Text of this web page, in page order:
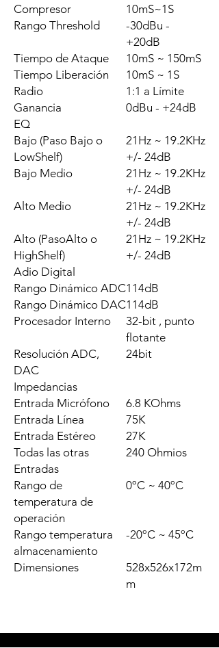
Compresor
10mS~1S
Rango Threshold
-30dBu -
+20dB
Tiempo de Ataque
10mS ~ 150mS
Tiempo Liberación
10mS ~ 1S
Radio
1:1 a Límite
Ganancia
0dBu - +24dB
EQ
Bajo (Paso Bajo o
LowShelf)
21Hz ~ 19.2KHz
+/- 24dB
Bajo Medio
21Hz ~ 19.2KHz
+/- 24dB
Alto Medio
21Hz ~ 19.2KHz
+/- 24dB
Alto (PasoAlto o
HighShelf)
21Hz ~ 19.2KHz
+/- 24dB
Adio Digital
Rango Dinámico ADC114dB
Rango Dinámico DAC114dB
Procesador Interno
32-bit , punto
flotante
Resolución ADC,
DAC
24bit
Impedancias
Entrada Micrófono
6.8 KOhms
Entrada Línea
75K
Entrada Estéreo
27K
Todas las otras
Entradas
240 Ohmios
Rango de
temperatura de
operación
0ºC ~ 40ºC
Rango temperatura
almacenamiento
-20ºC ~ 45ºC
Dimensiones
528x526x172m
m